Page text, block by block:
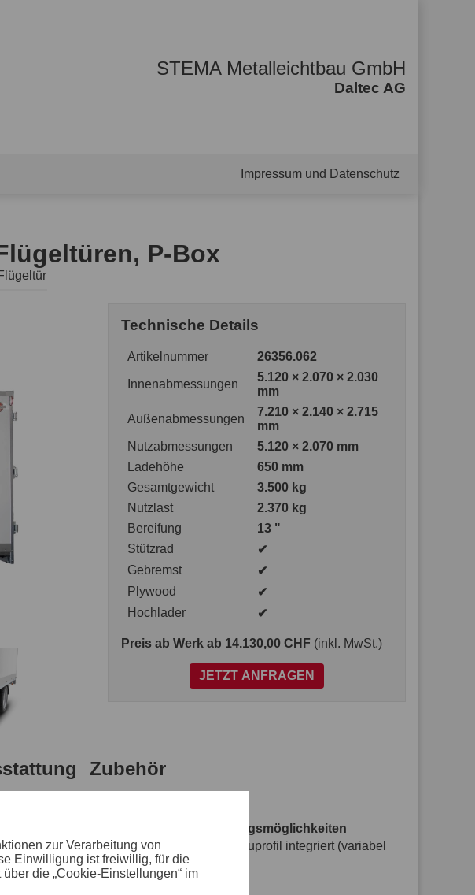
STEMA Metalleichtbau GmbH
Daltec AG
Impressum und Datenschutz
P-Box
Technische Details
Artikelnummer 26356.062
Innenabmessungen
5.120 × 2.070 × 2.030
mm
Außenabmessungen
7.210 × 2.140 × 2.715
mm
Nutzabmessungen
5.120 × 2.070 mm
Ladehöhe
650 mm
Gesamtgewicht
3.500 kg
Nutzlast
2.370 kg
Bereifung
13 "
Stützrad
✔
Gebremst
✔
Plywood
✔
Hochlader
✔
Preis ab Werk ab 14.130,00 CHF (inkl. MwSt.)
JETZT ANFRAGEN
Zubehör
Beschichtung
Verzurr- und Sicherungsmöglichkeiten
4 Verzurrbügel im Aluprofil integriert (variabel
verstellbar)
zur Verarbeitung von
Einwilligung ist freiwillig, für die
die „Cookie-Einstellungen“ im